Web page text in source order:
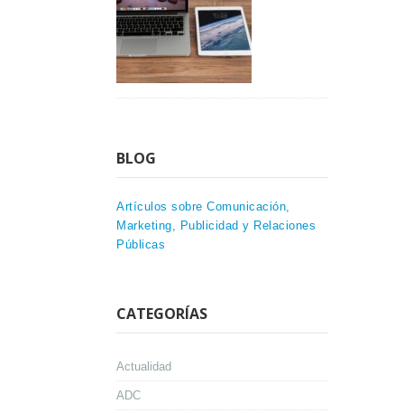
BLOG
Artículos sobre Comunicación,
Marketing, Publicidad y Relaciones
Públicas
CATEGORÍAS
Actualidad
ADC